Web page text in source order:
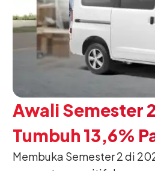
Awali Semester
Tumbuh 13,6%
Membuka Semester 2 di